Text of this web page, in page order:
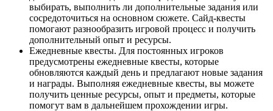
выбирать, выполнить ли дополнительные задания или
сосредоточиться на основном сюжете. Сайд-квесты
помогают разнообразить игровой процесс и получить
дополнительный опыт и ресурсы.
Ежедневные квесты. Для постоянных игроков
предусмотрены ежедневные квесты, которые
обновляются каждый день и предлагают новые задания
и награды. Выполняя ежедневные квесты, вы можете
получить ценные ресурсы, опыт и предметы, которые
помогут вам в дальнейшем прохождении игры.